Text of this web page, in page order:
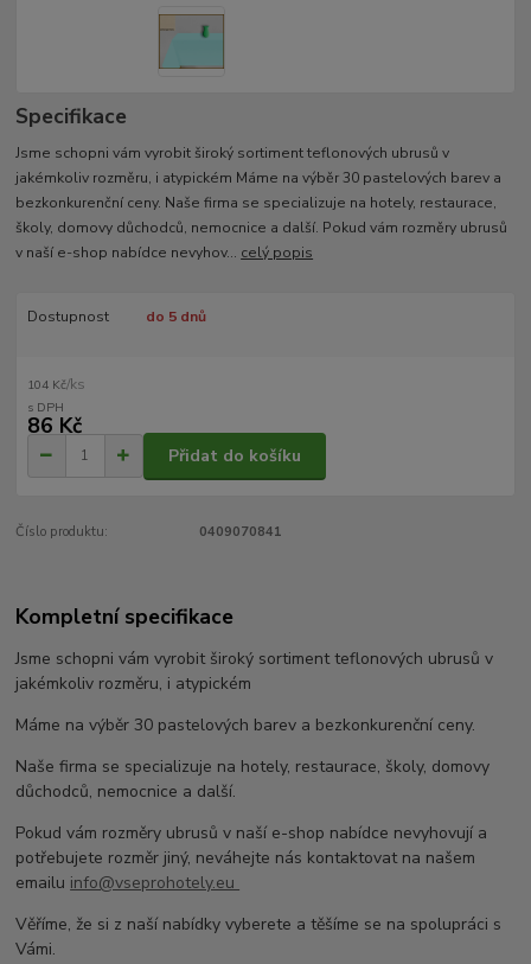
Specifikace
Jsme schopni vám vyrobit široký sortiment teflonových ubrusů v
jakémkoliv rozměru, i atypickém Máme na výběr 30 pastelových barev a
bezkonkurenční ceny. Naše firma se specializuje na hotely, restaurace,
školy, domovy důchodců, nemocnice a další. Pokud vám rozměry ubrusů
v naší e-shop nabídce nevyhov... celý popis
Dostupnost do 5 dnů
104 Kč/ks
86 Kč
Přidat do košíku
Číslo produktu: 0409070841
Kompletní specifikace
Jsme schopni vám vyrobit široký sortiment teflonových ubrusů v
jakémkoliv rozměru, i atypickém
Máme na výběr 30 pastelových barev a bezkonkurenční ceny.
Naše firma se specializuje na hotely, restaurace, školy, domovy
důchodců, nemocnice a další.
Pokud vám rozměry ubrusů v naší e-shop nabídce nevyhovují a
potřebujete rozměr jiný, neváhejte nás kontaktovat na našem
emailu info@vseprohotely.eu
Věříme, že si z naší nabídky vyberete a těšíme se na spolupráci s
Vámi.